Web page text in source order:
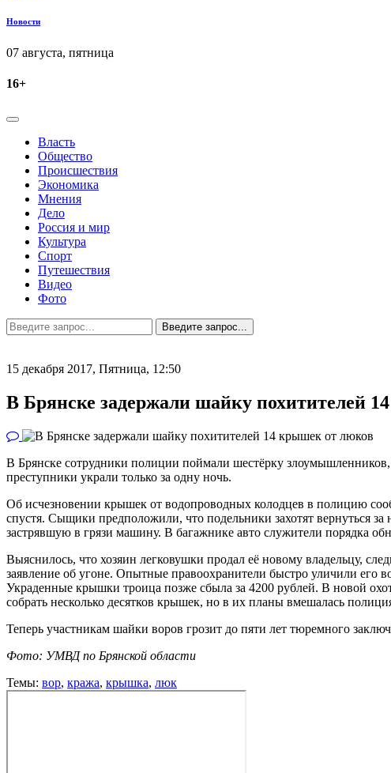
Новости
07 августа, пятница
16+
Власть
Общество
Происшествия
Экономика
Мнения
Дело
Россия и мир
Культура
Спорт
Путешествия
Видео
Фото
15 декабря 2017, Пятница, 12:50
В Брянске задержали шайку похитителей
В Брянске сотрудники полиции поймали шестёрку
преступники украли только за одну ночь.
Об исчезновении крышек от водопроводных колодцев в полицию
спустя. Сыщики предположили, что подельники захотят вернуться
застрявшую в грязи машину. В багажнике авто служители порядка
Выяснилось, что хозяин легковушки продал её новому владельцу,
заявление об угоне. Опытные правоохранители быстро уличили его
Украденные крышки троица позже сбыла за 4200 рублей. В новой
собрать несколько десятков крышек, но в их планы вмешалась
Теперь участникам шайки воров грозит до пяти лет тюремного
Фото: УМВД по Брянской области
Темы: вор, кража, крышка, люк